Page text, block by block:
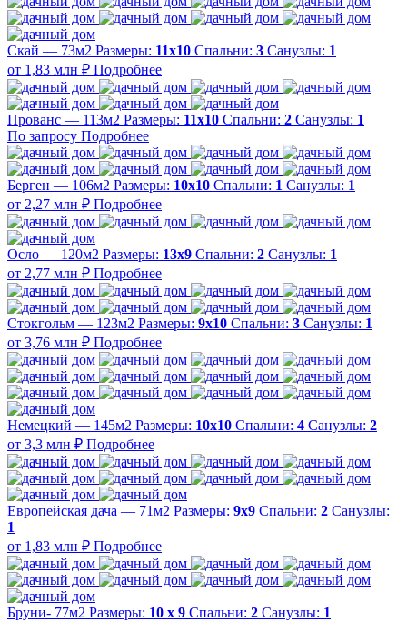
Скай — 73м2 Размеры: 11х10 Спальни: 3 Санузлы: 1
от 1,83 млн ₽ Подробнее
Прованс — 113м2 Размеры: 11х10 Спальни: 2 Санузлы: 1
По запросу Подробнее
Берген — 106м2 Размеры: 10х10 Спальни: 1 Санузлы: 1
от 2,27 млн ₽ Подробнее
Осло — 120м2 Размеры: 13х9 Спальни: 2 Санузлы: 1
от 2,77 млн ₽ Подробнее
Стокгольм — 123м2 Размеры: 9х10 Спальни: 3 Санузлы: 1
от 3,76 млн ₽ Подробнее
Немецкий — 145м2 Размеры: 10х10 Спальни: 4 Санузлы: 2
от 3,3 млн ₽ Подробнее
Европейская дача — 71м2 Размеры: 9х9 Спальни: 2 Санузлы:
1
от 1,83 млн ₽ Подробнее
Бруни- 77м2 Размеры: 10 х 9 Спальни: 2 Санузлы: 1